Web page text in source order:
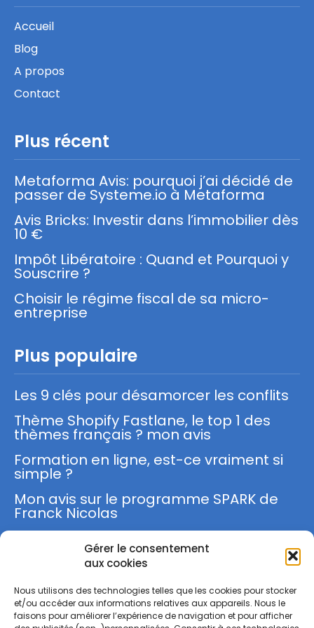
Gérer le consentement
aux cookies
Nous utilisons des technologies telles que les cookies pour stocker
et/ou accéder aux informations relatives aux appareils. Nous le
faisons pour améliorer l’expérience de navigation et pour afficher
Accueil
Blog
A propos
Contact
Plus récent
Metaforma Avis: pourquoi j’ai décidé de
passer de Systeme.io à Metaforma
Avis Bricks: Investir dans l’immobilier dès
10 €
Impôt Libératoire : Quand et Pourquoi y
Souscrire ?
Choisir le régime fiscal de sa micro-
entreprise
Plus populaire
Les 9 clés pour désamorcer les conflits
Thème Shopify Fastlane, le top 1 des
thèmes français ? mon avis
Formation en ligne, est-ce vraiment si
simple ?
Mon avis sur le programme SPARK de
Franck Nicolas
S'inscrire